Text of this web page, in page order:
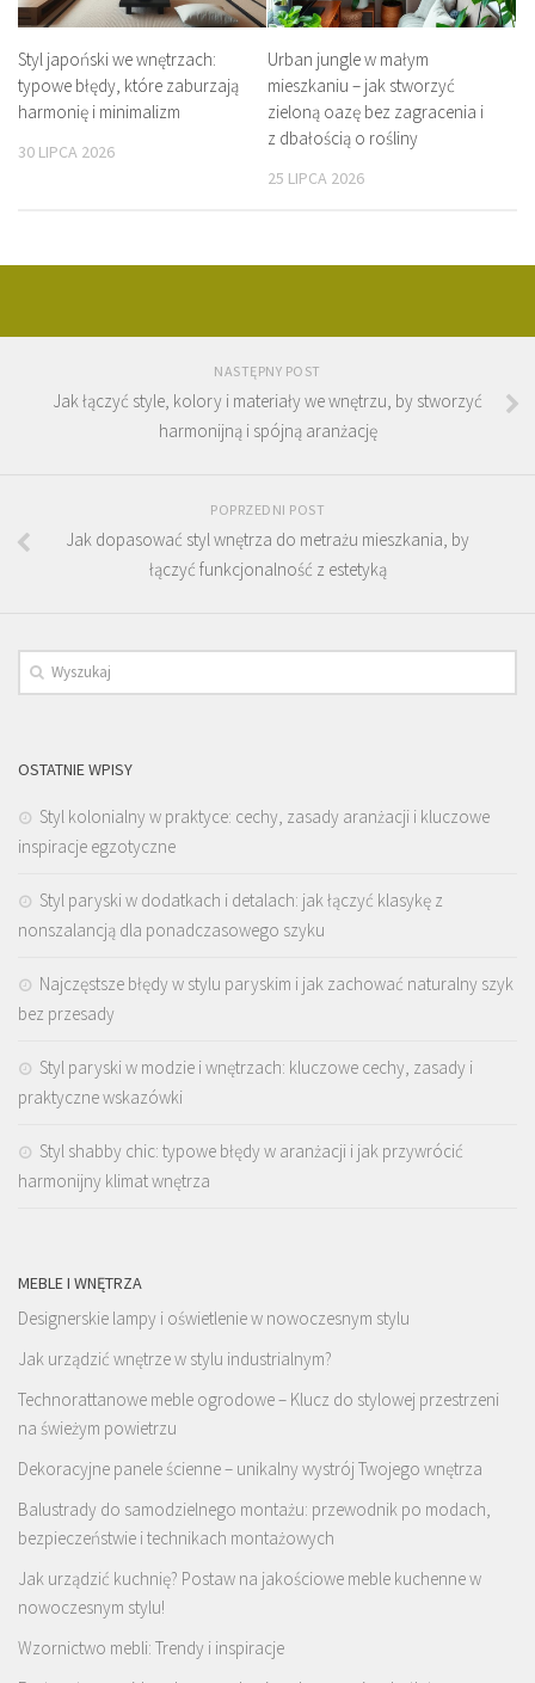
Styl japoński we wnętrzach:
typowe błędy, które zaburzają
harmonię i minimalizm
30 LIPCA 2026
Urban jungle w małym
mieszkaniu – jak stworzyć
zieloną oazę bez zagracenia i
z dbałością o rośliny
25 LIPCA 2026
NASTĘPNY POST
Jak łączyć style, kolory i materiały we wnętrzu, by stworzyć
harmonijną i spójną aranżację
POPRZEDNI POST
Jak dopasować styl wnętrza do metrażu mieszkania, by
łączyć funkcjonalność z estetyką
OSTATNIE WPISY
Styl kolonialny w praktyce: cechy, zasady aranżacji i kluczowe
inspiracje egzotyczne
Styl paryski w dodatkach i detalach: jak łączyć klasykę z
nonszalancją dla ponadczasowego szyku
Najczęstsze błędy w stylu paryskim i jak zachować naturalny szyk
bez przesady
Styl paryski w modzie i wnętrzach: kluczowe cechy, zasady i
praktyczne wskazówki
Styl shabby chic: typowe błędy w aranżacji i jak przywrócić
harmonijny klimat wnętrza
MEBLE I WNĘTRZA
Designerskie lampy i oświetlenie w nowoczesnym stylu
Jak urządzić wnętrze w stylu industrialnym?
Technorattanowe meble ogrodowe – Klucz do stylowej przestrzeni
na świeżym powietrzu
Dekoracyjne panele ścienne – unikalny wystrój Twojego wnętrza
Balustrady do samodzielnego montażu: przewodnik po modach,
bezpieczeństwie i technikach montażowych
Jak urządzić kuchnię? Postaw na jakościowe meble kuchenne w
nowoczesnym stylu!
Wzornictwo mebli: Trendy i inspiracje